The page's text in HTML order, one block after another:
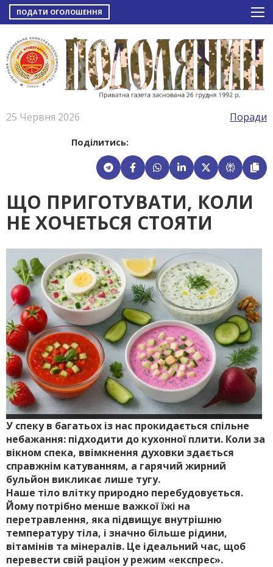
ПОДАТИ ОГОЛОШЕННЯ
25 Червня 2026 Поради
Поділитись:
ЩО ПРИГОТУВАТИ, КОЛИ
НЕ ХОЧЕТЬСЯ СТОЯТИ
У спеку в багатьох із нас прокидається спільне
небажання: підходити до кухонної плити. Коли за
вікном спека, ввімкнення духовки здається
справжнім катуванням, а гарячий жирний
бульйон викликає лише тугу.
Наше тіло влітку природно перебудовується.
Йому потрібно менше важкої їжі на
перетравлення, яка підвищує внутрішню
температуру тіла, і значно більше рідини,
вітамінів та мінералів. Це ідеальний час, щоб
перевести свій раціон у режим «експрес».